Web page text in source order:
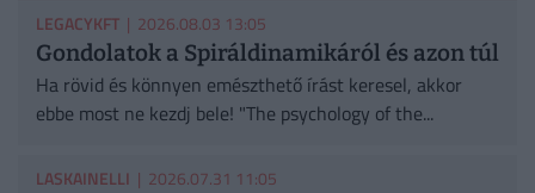
LEGACYKFT | 2026.08.03 13:05
Gondolatok a Spiráldinamikáról és azon túl
Ha rövid és könnyen emészthető írást keresel, akkor
ebbe most ne kezdj bele! "The psychology of the...
LASKAINELLI | 2026.07.31 11:05